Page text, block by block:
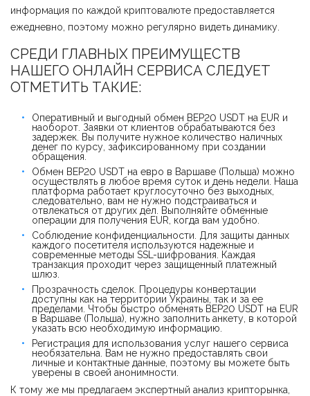
информация по каждой криптовалюте предоставляется
ежедневно, поэтому можно регулярно видеть динамику.
СРЕДИ ГЛАВНЫХ ПРЕИМУЩЕСТВ
НАШЕГО ОНЛАЙН СЕРВИСА СЛЕДУЕТ
ОТМЕТИТЬ ТАКИЕ:
Оперативный и выгодный обмен BEP20 USDT на EUR и
наоборот. Заявки от клиентов обрабатываются без
задержек. Вы получите нужное количество наличных
денег по курсу, зафиксированному при создании
обращения.
Обмен BEP20 USDT на евро в Варшаве (Польша) можно
осуществлять в любое время суток и день недели. Наша
платформа работает круглосуточно без выходных,
следовательно, вам не нужно подстраиваться и
отвлекаться от других дел. Выполняйте обменные
операции для получения EUR, когда вам удобно.
Соблюдение конфиденциальности. Для защиты данных
каждого посетителя используются надежные и
современные методы SSL-шифрования. Каждая
транзакция проходит через защищенный платежный
шлюз.
Прозрачность сделок. Процедуры конвертации
доступны как на территории Украины, так и за ее
пределами. Чтобы быстро обменять BEP20 USDT на EUR
в Варшаве (Польша), нужно заполнить анкету, в которой
указать всю необходимую информацию.
Регистрация для использования услуг нашего сервиса
необязательна. Вам не нужно предоставлять свои
личные и контактные данные, поэтому вы можете быть
уверены в своей анонимности.
К тому же мы предлагаем экспертный анализ крипторынка,